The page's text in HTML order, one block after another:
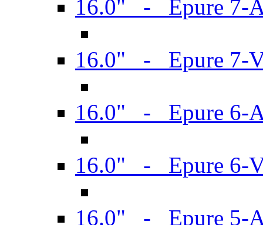
16.0" - Epure 7-
16.0" - Epure 7-
16.0" - Epure 6-
16.0" - Epure 6-
16.0" - Epure 5-